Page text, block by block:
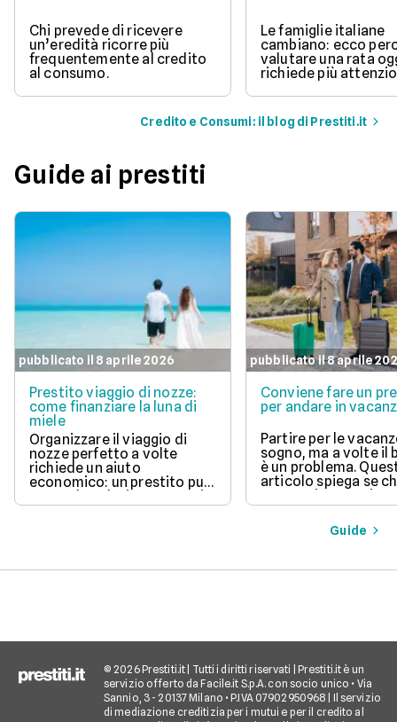
Chi prevede di ricevere
un’eredità ricorre più
frequentemente al credito
al consumo.
Le famiglie italiane
cambiano: ecco
valutare una rata
richiede più
Credito e Consumi: il blog di Prestiti.it
Guide ai prestiti
pubblicato il 8 aprile 2026
Prestito viaggio di nozze:
come finanziare la luna di
miele
Organizzare il viaggio di
nozze perfetto a volte
richiede un aiuto
economico: un prestito può
essere la soluzione. Scopri
come funziona, quali tipi ci
pubblicato il 8 aprile
Conviene fare un
per andare in
Partire per le
sogno, ma a volte il
è un problema.
articolo spiega se
un prestito per
una buona idea,
vantaggi come la
di partire subito e
pagare. Scopri
Guide
© 2026 Prestiti.it | Tutti i diritti riservati | Prestiti.it è un
servizio offerto da Facile.it S.p.A. con socio unico • Via
Sannio, 3 - 20137 Milano • P.IVA 07902950968 | Il servizio
di mediazione creditizia per i mutui e per il credito al